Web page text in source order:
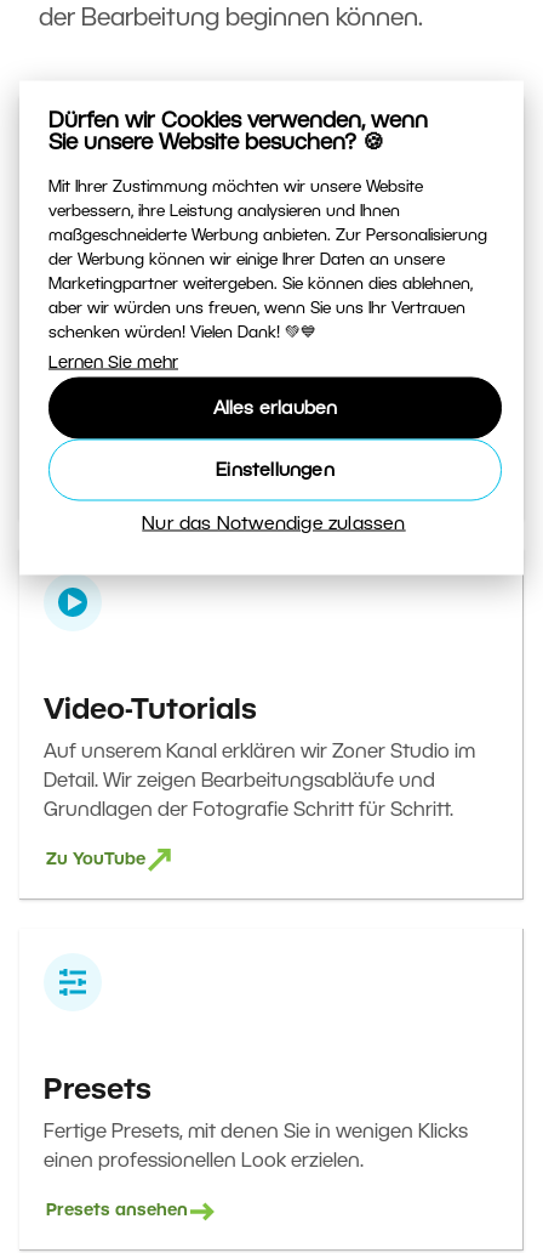
Dürfen wir Cookies verwenden, wenn
Sie unsere Website besuchen? 🍪
Mit Ihrer Zustimmung möchten wir unsere Website
verbessern, ihre Leistung analysieren und Ihnen
maßgeschneiderte Werbung anbieten. Zur Personalisierung
der Werbung können wir einige Ihrer Daten an unsere
Marketingpartner weitergeben. Sie können dies ablehnen,
aber wir würden uns freuen, wenn Sie uns Ihr Vertrauen
schenken würden! Vielen Dank! 💚💙
Lernen Sie mehr
Alles erlauben
Einstellungen
Nur das Notwendige zulassen
der Bearbeitung beginnen können.
Fotografieren lernen von Zoner
Studio
Ihre tägliche Quelle für Inspiration und Tipps. Von
geheimen Tricks beim Fotografieren bis zu
Anleitungen, wie Sie Ihre besten Fotos im Editor
bearbeiten.
Zum Magazin
Video-Tutorials
Auf unserem Kanal erklären wir Zoner Studio im
Detail. Wir zeigen Bearbeitungsabläufe und
Grundlagen der Fotografie Schritt für Schritt.
Zu YouTube
Presets
Fertige Presets, mit denen Sie in wenigen Klicks
einen professionellen Look erzielen.
Presets ansehen